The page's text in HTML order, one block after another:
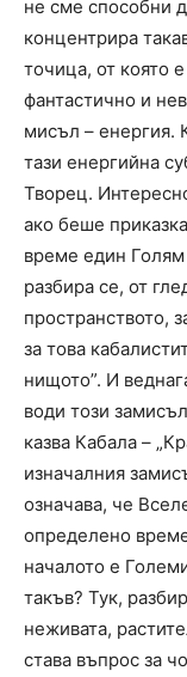
не сме способни
концентрира
точица, от която
фантастично и
мисъл – енергия.
тази енергийна
Творец.
ако беше
време един
разбира се, от
пространството,
за това
нищото”. И
води този
казва Кабала –
изначалния
означава, че
определено
началото е
такъв? Тук,
неживата,
става въпрос за